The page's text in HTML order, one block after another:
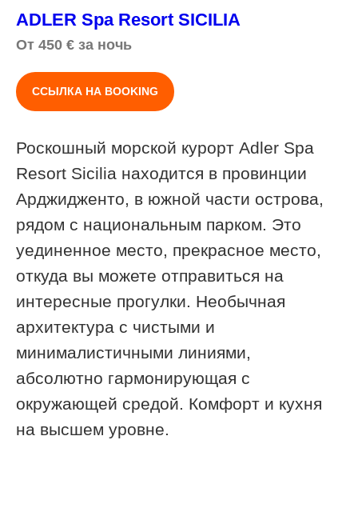
ADLER Spa Resort SICILIA
От 450 € за ночь
ССЫЛКА НА BOOKING
Роскошный морской курорт Adler Spa
Resort Sicilia находится в провинции
Арджидженто, в южной части острова,
рядом с национальным парком. Это
уединенное место, прекрасное место,
откуда вы можете отправиться на
интересные прогулки. Необычная
архитектура с чистыми и
минималистичными линиями,
абсолютно гармонирующая с
окружающей средой. Комфорт и кухня
на высшем уровне.